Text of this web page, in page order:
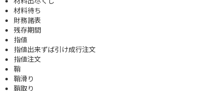
材料待ち
財務諸表
残存期間
指値
指値出来ずば引け成行注文
指値注文
鞘
鞘滑り
鞘取り